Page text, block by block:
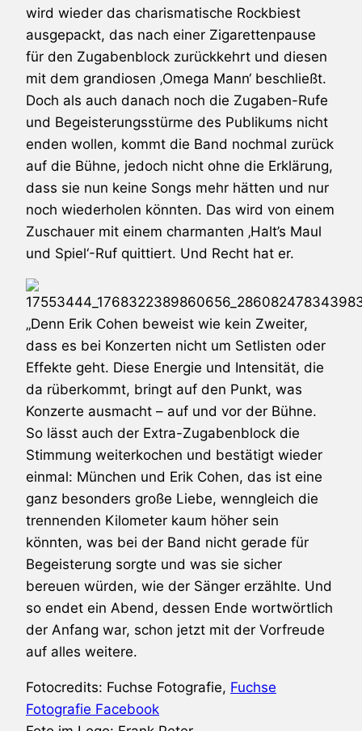
wird wieder das charismatische Rockbiest
ausgepackt, das nach einer Zigarettenpause
für den Zugabenblock zurückkehrt und diesen
mit dem grandiosen ‚Omega Mann‘ beschließt.
Doch als auch danach noch die Zugaben-Rufe
und Begeisterungsstürme des Publikums nicht
enden wollen, kommt die Band nochmal zurück
auf die Bühne, jedoch nicht ohne die Erklärung,
dass sie nun keine Songs mehr hätten und nur
noch wiederholen könnten. Das wird von einem
Zuschauer mit einem charmanten ‚Halt’s Maul
und Spiel‘-Ruf quittiert. Und Recht hat er.
„Denn Erik Cohen beweist wie kein Zweiter,
dass es bei Konzerten nicht um Setlisten oder
Effekte geht. Diese Energie und Intensität, die
da rüberkommt, bringt auf den Punkt, was
Konzerte ausmacht – auf und vor der Bühne.
So lässt auch der Extra-Zugabenblock die
Stimmung weiterkochen und bestätigt wieder
einmal: München und Erik Cohen, das ist eine
ganz besonders große Liebe, wenngleich die
trennenden Kilometer kaum höher sein
könnten, was bei der Band nicht gerade für
Begeisterung sorgte und was sie sicher
bereuen würden, wie der Sänger erzählte. Und
so endet ein Abend, dessen Ende wortwörtlich
der Anfang war, schon jetzt mit der Vorfreude
auf alles weitere.
Fotocredits: Fuchse Fotografie, Fuchse
Fotografie Facebook